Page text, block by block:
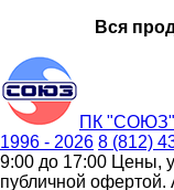
Вся
ПК "СОЮЗ"
1996 - 2026 8 (812)
9:00 до 17:00 Цены,
публичной офертой.